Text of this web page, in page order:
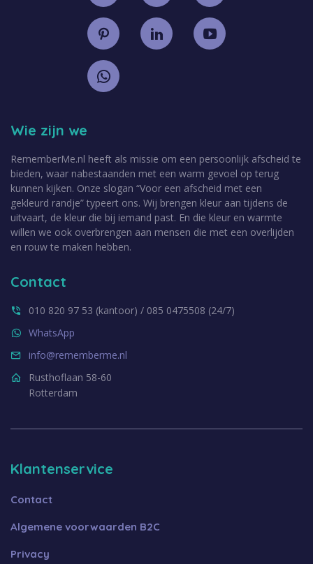
Contact
010 820 97 53 (kantoor) / 085 0475508 (24/7)
WhatsApp
info@rememberme.nl
Rusthoflaan 58-60
Rotterdam
Wie zijn we
RememberMe.nl heeft als missie om een persoonlijk afscheid te
bieden, waar nabestaanden met een warm gevoel op terug
kunnen kijken. Onze slogan “Voor een afscheid met een
gekleurd randje” typeert ons. Wij brengen kleur aan tijdens de
uitvaart, de kleur die bij iemand past. En die kleur en warmte
willen we ook overbrengen aan mensen die met een overlijden
en rouw te maken hebben.
Klantenservice
Contact
Algemene voorwaarden B2C
Privacy